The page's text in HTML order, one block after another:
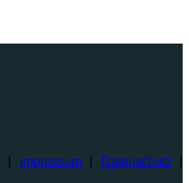
Impressum| Datenschutz